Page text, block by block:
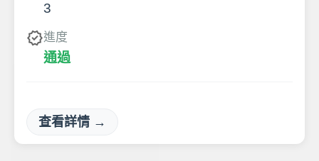
3
verified進度
通過
查看詳情 →